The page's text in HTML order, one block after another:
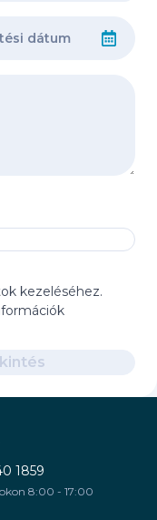
kezeléséhez.
1859
8:00 - 17:00